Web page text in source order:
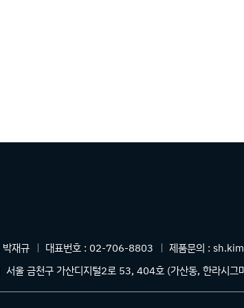
박재규 대표번호 : 02-706-8803
제품문의 :
주소
서울 금천구 가산디지털2로 53, 404호 (가산동, 한라시그